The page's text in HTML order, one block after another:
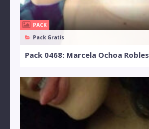
PACK
Pack Gratis
Pack 0468: Marcela Ochoa Robles